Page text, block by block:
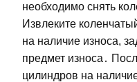
необходимо снять
Извлеките
на наличие износа,
предмет износа․
цилиндров на